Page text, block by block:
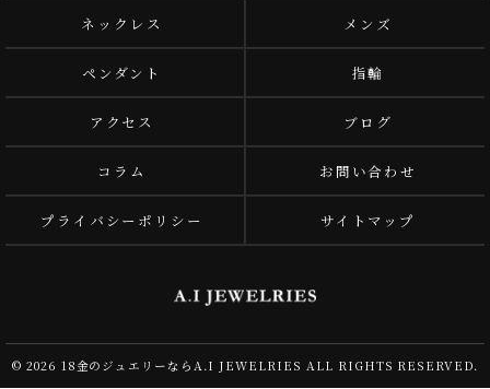
ネックレス メンズ
ペンダント 指輪
アクセス ブログ
コラム お問い合わせ
プライバシーポリシー サイトマップ
© 2026 18金のジュエリーならA.I JEWELRIES ALL RIGHTS RESERVED.